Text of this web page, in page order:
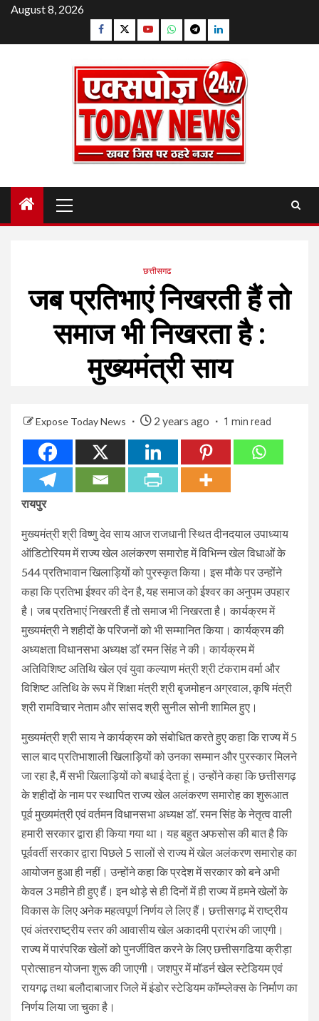
Skip
content
August 8, 2026
Facebook
TwitterYouTubeWhatsapp
TelegramLinkedin
Menu
छत्तीसगढ
जब प्रतिभाएं निखरती हैं तो
समाज भी निखरता है :
मुख्यमंत्री साय
Expose Today News 2 years ago 1 min read
रायपुर
मुख्यमंत्री श्री विष्णु देव साय आज राजधानी स्थित दीनदयाल उपाध्याय
ऑडिटोरियम में राज्य खेल अलंकरण समारोह में विभिन्न खेल विधाओं के
544 प्रतिभावान खिलाड़ियों को पुरस्कृत किया। इस मौके पर उन्होंने
कहा कि प्रतिभा ईश्वर की देन है, यह समाज को ईश्वर का अनुपम उपहार
है। जब प्रतिभाएं निखरती हैं तो समाज भी निखरता है। कार्यक्रम में
मुख्यमंत्री ने शहीदों के परिजनों को भी सम्मानित किया। कार्यक्रम की
अध्यक्षता विधानसभा अध्यक्ष डॉ रमन सिंह ने की। कार्यक्रम में
अतिविशिष्ट अतिथि खेल एवं युवा कल्याण मंत्री श्री टंकराम वर्मा और
विशिष्ट अतिथि के रूप में शिक्षा मंत्री श्री बृजमोहन अग्रवाल, कृषि मंत्री
श्री रामविचार नेताम और सांसद श्री सुनील सोनी शामिल हुए।
मुख्यमंत्री श्री साय ने कार्यक्रम को संबोधित करते हुए कहा कि राज्य में 5
साल बाद प्रतिभाशाली खिलाड़ियों को उनका सम्मान और पुरस्कार मिलने
जा रहा है, मैं सभी खिलाड़ियों को बधाई देता हूं। उन्होंने कहा कि छत्तीसगढ़
के शहीदों के नाम पर स्थापित राज्य खेल अलंकरण समारोह का शुरूआत
पूर्व मुख्यमंत्री एवं वर्तमन विधानसभा अध्यक्ष डॉ. रमन सिंह के नेतृत्व वाली
हमारी सरकार द्वारा ही किया गया था। यह बहुत अफसोस की बात है कि
पूर्ववर्ती सरकार द्वारा पिछले 5 सालों से राज्य में खेल अलंकरण समारोह का
आयोजन हुआ ही नहीं। उन्होंने कहा कि प्रदेश में सरकार को बने अभी
केवल 3 महीने ही हुए हैं। इन थोड़े से ही दिनों में ही राज्य में हमने खेलों के
विकास के लिए अनेक महत्वपूर्ण निर्णय ले लिए हैं। छत्तीसगढ़ में राष्ट्रीय
एवं अंतरराष्ट्रीय स्तर की आवासीय खेल अकादमी प्रारंभ की जाएगी।
राज्य में पारंपरिक खेलों को पुनर्जीवित करने के लिए छत्तीसगढिया क्रीड़ा
प्रोत्साहन योजना शुरू की जाएगी। जशपुर में मॉडर्न खेल स्टेडियम एवं
रायगढ़ तथा बलौदाबाजार जिले में इंडोर स्टेडियम कॉम्प्लेक्स के निर्माण का
निर्णय लिया जा चुका है।